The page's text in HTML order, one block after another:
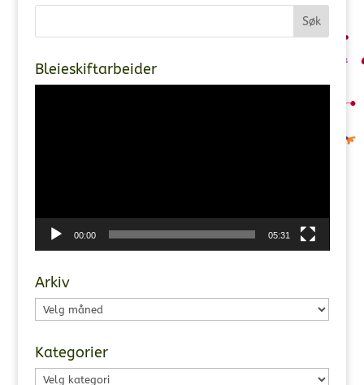
Bleieskiftarbeider
00:00 05:31
Arkiv
Arkiv
Kategorier
Kategorier